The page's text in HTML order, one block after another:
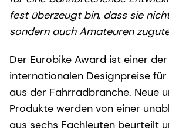
fest überzeugt bin, dass sie
sondern auch Amateuren
Der Eurobike Award ist einer
internationalen Designpreise
aus der Fahrradbranche. Neue
Produkte werden von einer
aus sechs Fachleuten beurteilt